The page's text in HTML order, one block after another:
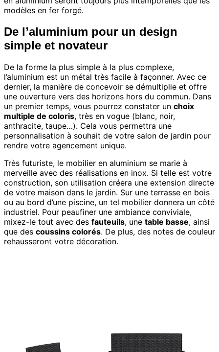
modèles en fer forgé.
De l’aluminium pour un design
simple et novateur
De la forme la plus simple à la plus complexe,
l’aluminium est un métal très facile à façonner. Avec ce
dernier, la manière de concevoir se démultiplie et offre
une ouverture vers des horizons hors du commun. Dans
un premier temps, vous pourrez constater un choix
multiple de coloris, très en vogue (blanc, noir,
anthracite, taupe…). Cela vous permettra une
personnalisation à souhait de votre salon de jardin pour
rendre votre agencement unique.
Très futuriste, le mobilier en aluminium se marie à
merveille avec des réalisations en inox. Si telle est votre
construction, son utilisation créera une extension directe
de votre maison dans le jardin. Sur une terrasse en bois
ou au bord d’une piscine, un tel mobilier donnera un côté
industriel. Pour peaufiner une ambiance conviviale,
mixez-le tout avec des fauteuils, une table basse, ainsi
que des coussins colorés. De plus, des notes de couleur
rehausseront votre décoration.